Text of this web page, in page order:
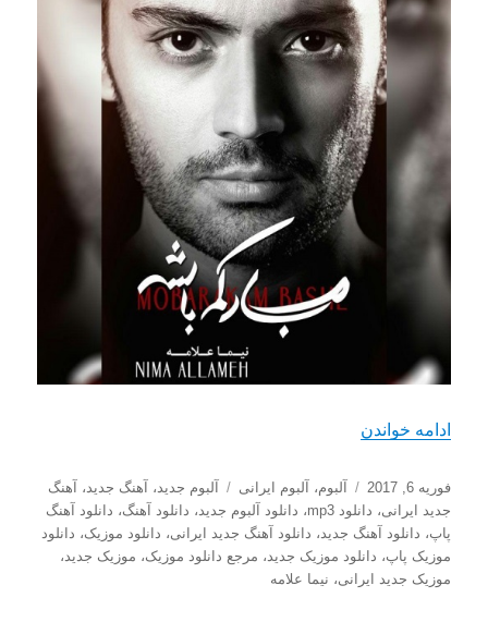
ادامه خواندن
ارسال
شده
در
فوریه 6, 2017 دسته‌ها
آلبوم، آلبوم ایرانی برچسب‌ها
آلبوم جدید ، آهنگ جدید ،
آهنگ
جدید ایرانی، دانلود mp3 ، دانلود آلبوم جدید ، دانلود آهنگ، دانلود آهنگ
پاپ، دانلود آهنگ جدید ، دانلود آهنگ جدید ایرانی، دانلود موزیک، دانلود
موزیک پاپ، دانلود موزیک جدید ، مرجع دانلود موزیک، موزیک جدید ،
موزیک جدید ایرانی، نیما علامه